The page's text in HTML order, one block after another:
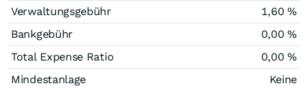
Verwaltungsgebühr
1,60 %
Bankgebühr
0,00 %
Total Expense Ratio
0,00 %
Mindestanlage
Keine